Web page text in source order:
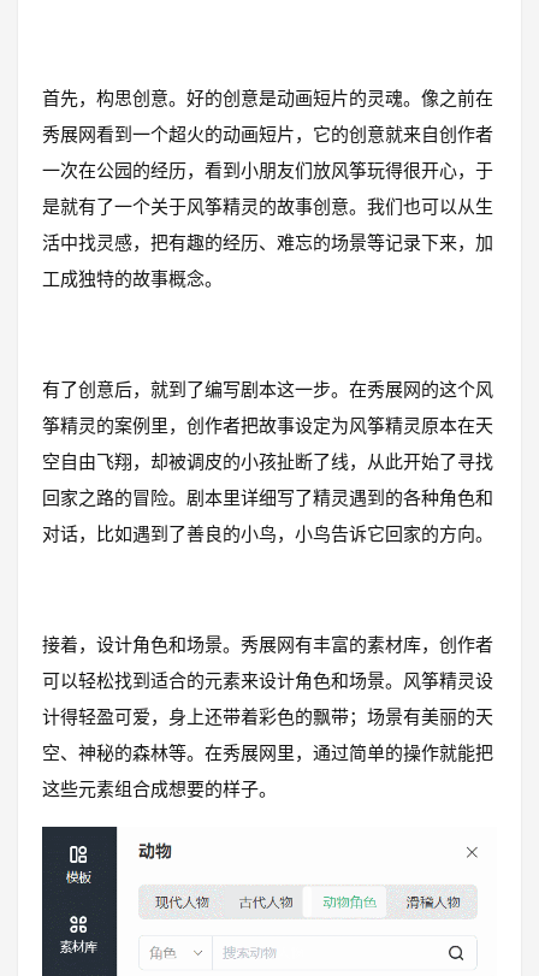
首先，构思创意。好的创意是动画短片的灵魂。像之前在
秀展网看到一个超火的动画短片，它的创意就来自创作者
一次在公园的经历，看到小朋友们放风筝玩得很开心，于
是就有了一个关于风筝精灵的故事创意。我们也可以从生
活中找灵感，把有趣的经历、难忘的场景等记录下来，加
工成独特的故事概念。
有了创意后，就到了编写剧本这一步。在秀展网的这个风
筝精灵的案例里，创作者把故事设定为风筝精灵原本在天
空自由飞翔，却被调皮的小孩扯断了线，从此开始了寻找
回家之路的冒险。剧本里详细写了精灵遇到的各种角色和
对话，比如遇到了善良的小鸟，小鸟告诉它回家的方向。
接着，设计角色和场景。秀展网有丰富的素材库，创作者
可以轻松找到适合的元素来设计角色和场景。风筝精灵设
计得轻盈可爱，身上还带着彩色的飘带；场景有美丽的天
空、神秘的森林等。在秀展网里，通过简单的操作就能把
这些元素组合成想要的样子。